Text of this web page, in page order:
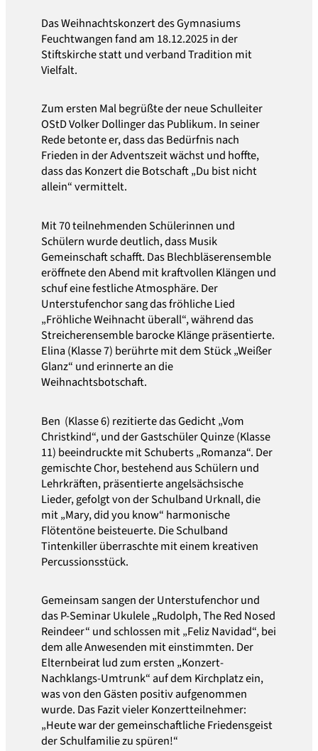
Das Weihnachtskonzert des Gymnasiums
Feuchtwangen fand am 18.12.2025 in der
Stiftskirche statt und verband Tradition mit
Vielfalt.
Zum ersten Mal begrüßte der neue Schulleiter
OStD Volker Dollinger das Publikum. In seiner
Rede betonte er, dass das Bedürfnis nach
Frieden in der Adventszeit wächst und hoffte,
dass das Konzert die Botschaft „Du bist nicht
allein“ vermittelt.
Mit 70 teilnehmenden Schülerinnen und
Schülern wurde deutlich, dass Musik
Gemeinschaft schafft. Das Blechbläserensemble
eröffnete den Abend mit kraftvollen Klängen und
schuf eine festliche Atmosphäre. Der
Unterstufenchor sang das fröhliche Lied
„Fröhliche Weihnacht überall“, während das
Streicherensemble barocke Klänge präsentierte.
Elina (Klasse 7) berührte mit dem Stück „Weißer
Glanz“ und erinnerte an die
Weihnachtsbotschaft.
Ben (Klasse 6) rezitierte das Gedicht „Vom
Christkind“, und der Gastschüler Quinze (Klasse
11) beeindruckte mit Schuberts „Romanza“. Der
gemischte Chor, bestehend aus Schülern und
Lehrkräften, präsentierte angelsächsische
Lieder, gefolgt von der Schulband Urknall, die
mit „Mary, did you know“ harmonische
Flötentöne beisteuerte. Die Schulband
Tintenkiller überraschte mit einem kreativen
Percussionsstück.
Gemeinsam sangen der Unterstufenchor und
das P-Seminar Ukulele „Rudolph, The Red Nosed
Reindeer“ und schlossen mit „Feliz Navidad“, bei
dem alle Anwesenden mit einstimmten. Der
Elternbeirat lud zum ersten „Konzert-
Nachklangs-Umtrunk“ auf dem Kirchplatz ein,
was von den Gästen positiv aufgenommen
wurde. Das Fazit vieler Konzertteilnehmer:
„Heute war der gemeinschaftliche Friedensgeist
der Schulfamilie zu spüren!“